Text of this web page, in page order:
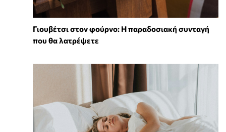
Γιουβέτσι στον φούρνο: Η παραδοσιακή συνταγή
που θα λατρέψετε